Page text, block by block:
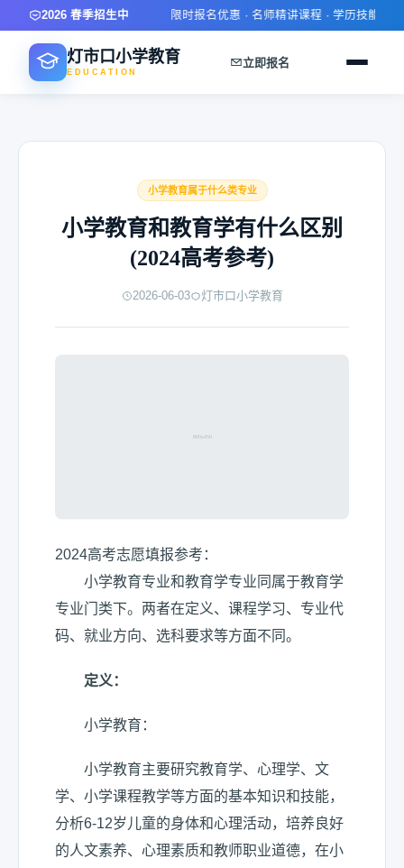
2026 春季招生中 限时报名优惠 · 名师精讲课程 · 学历技能双
灯市口小学教育
EDUCATION
立即报名
小学教育属于什么类专业
小学教育和教育学有什么区别
(2024高考参考)
2026-06-03 灯市口小学教育
2024高考志愿填报参考：
小学教育专业和教育学专业同属于教育学
专业门类下。两者在定义、课程学习、专业代
码、就业方向、选科要求等方面不同。
定义：
小学教育：
小学教育主要研究教育学、心理学、文
学、小学课程教学等方面的基本知识和技能，
分析6-12岁儿童的身体和心理活动，培养良好
的人文素养、心理素质和教师职业道德，在小